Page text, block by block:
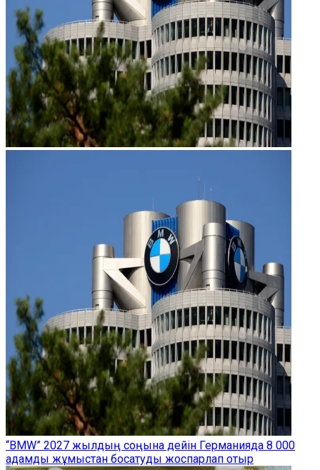
“BMW” 2027 жылдың соңына дейін Германияда 8 000
адамды жұмыстан босатуды жоспарлап отыр